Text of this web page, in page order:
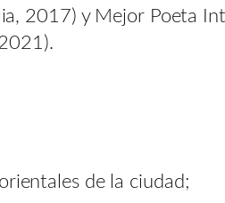
2017) y Mejor Poeta
de la ciudad;